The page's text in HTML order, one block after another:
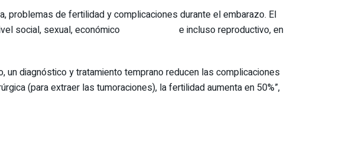
problemas de fertilidad y complicaciones durante el embarazo. El
a nivel social, sexual, económico e incluso reproductivo, en
diagnóstico y tratamiento temprano reducen las complicaciones
(para extraer las tumoraciones), la fertilidad aumenta en 50%”,